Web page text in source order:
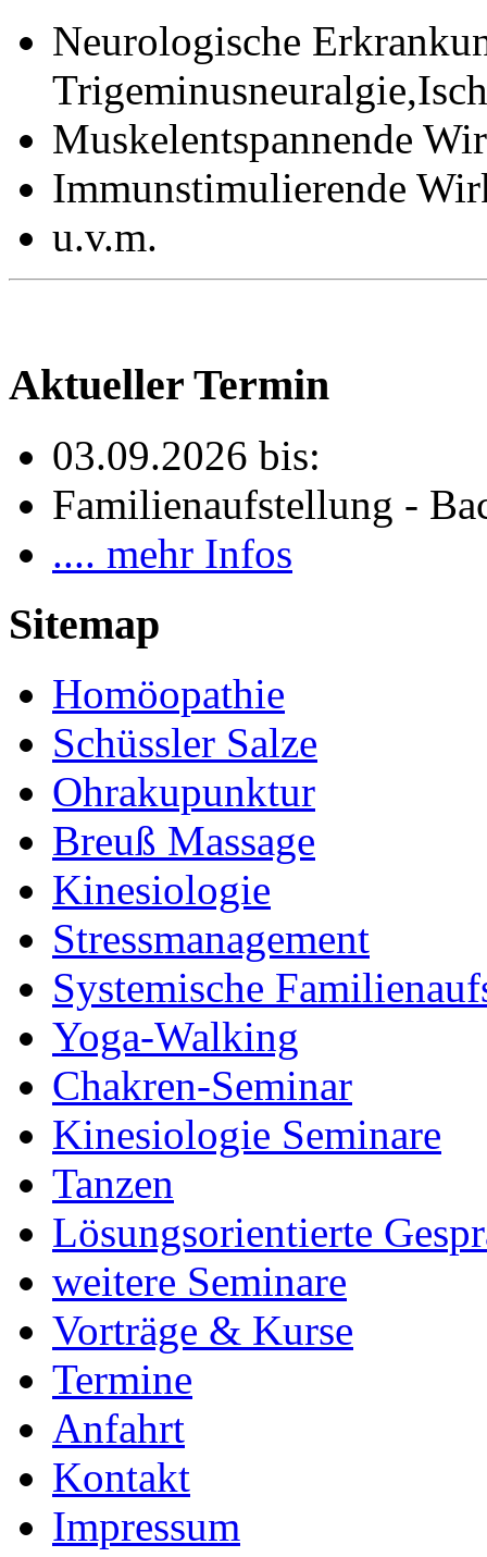
Neurologische
Muskelentspannende
Immunstimulierende
u.v.m.
Aktueller Termin
03.09.2026 bis:
Familienaufstellung -
.... mehr Infos
Sitemap
Homöopathie
Schüssler Salze
Ohrakupunktur
Breuß Massage
Kinesiologie
Stressmanagement
Systemische
Yoga-Walking
Chakren-Seminar
Kinesiologie Seminare
Tanzen
Lösungsorientierte
weitere Seminare
Vorträge & Kurse
Termine
Anfahrt
Kontakt
Impressum